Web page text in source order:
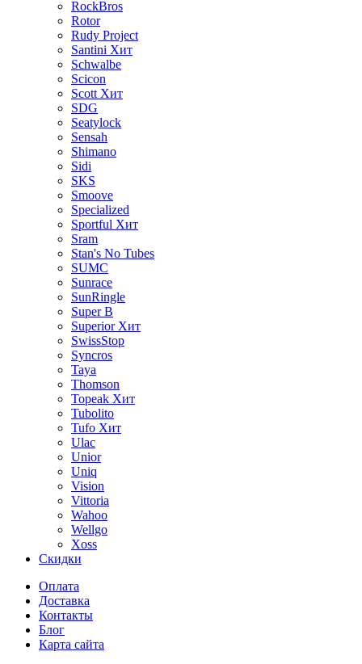
RockBros
Rotor
Rudy Project
Santini Хит
Schwalbe
Scicon
Scott Хит
SDG
Seatylock
Sensah
Shimano
Sidi
SKS
Smoove
Specialized
Sportful Хит
Sram
Stan's No Tubes
SUMC
Sunrace
SunRingle
Super B
Superior Хит
SwissStop
Syncros
Taya
Thomson
Topeak Хит
Tubolito
Tufo Хит
Ulac
Unior
Uniq
Vision
Vittoria
Wahoo
Wellgo
Xoss
Скидки
Оплата
Доставка
Контакты
Блог
Карта сайта